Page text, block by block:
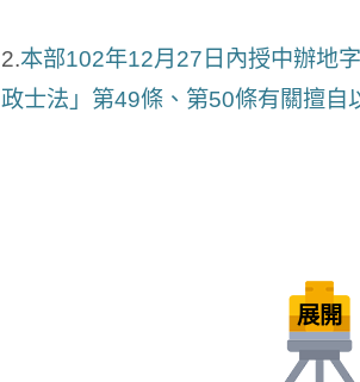
2.本部102年12月27日內授中辦地
政士法」第49條、第50條有關擅自
展開